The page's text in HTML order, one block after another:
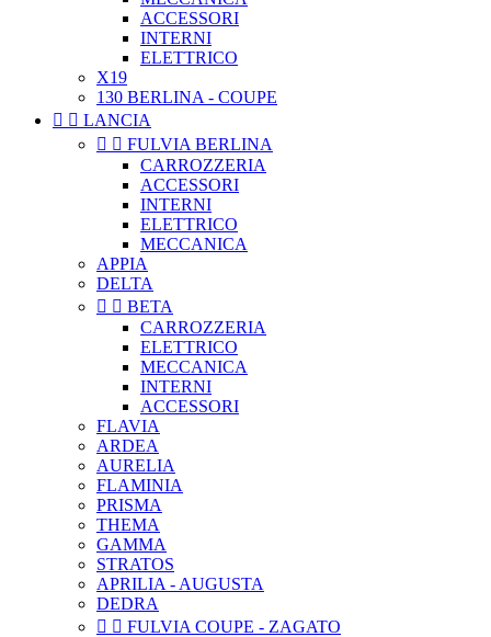
ACCESSORI
INTERNI
ELETTRICO
X19
130 BERLINA - COUPE
  LANCIA
  FULVIA BERLINA
CARROZZERIA
ACCESSORI
INTERNI
ELETTRICO
MECCANICA
APPIA
DELTA
  BETA
CARROZZERIA
ELETTRICO
MECCANICA
INTERNI
ACCESSORI
FLAVIA
ARDEA
AURELIA
FLAMINIA
PRISMA
THEMA
GAMMA
STRATOS
APRILIA - AUGUSTA
DEDRA
  FULVIA COUPE - ZAGATO